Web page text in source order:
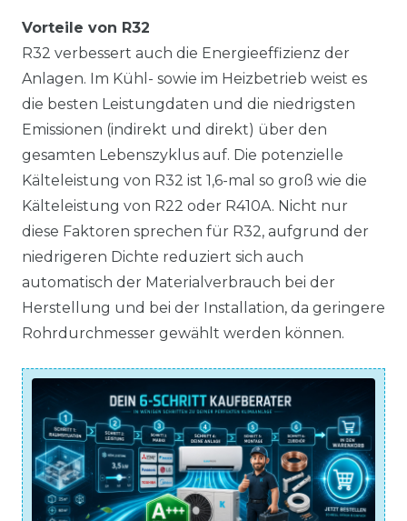
Vorteile von R32
R32 verbessert auch die Energieeffizienz der
Anlagen. Im Kühl- sowie im Heizbetrieb weist es
die besten Leistungdaten und die niedrigsten
Emissionen (indirekt und direkt) über den
gesamten Lebenszyklus auf. Die potenzielle
Kälteleistung von R32 ist 1,6-mal so groß wie die
Kälteleistung von R22 oder R410A. Nicht nur
diese Faktoren sprechen für R32, aufgrund der
niedrigeren Dichte reduziert sich auch
automatisch der Materialverbrauch bei der
Herstellung und bei der Installation, da geringere
Rohrdurchmesser gewählt werden können.